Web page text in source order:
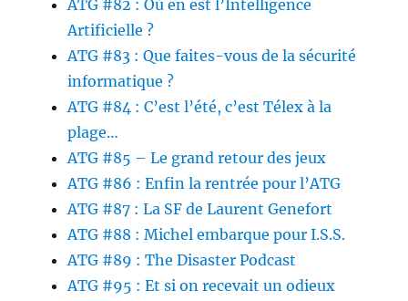
ATG #82 : Où en est l’Intelligence
Artificielle ?
ATG #83 : Que faites-vous de la sécurité
informatique ?
ATG #84 : C’est l’été, c’est Télex à la
plage…
ATG #85 – Le grand retour des jeux
ATG #86 : Enfin la rentrée pour l’ATG
ATG #87 : La SF de Laurent Genefort
ATG #88 : Michel embarque pour I.S.S.
ATG #89 : The Disaster Podcast
ATG #95 : Et si on recevait un odieux